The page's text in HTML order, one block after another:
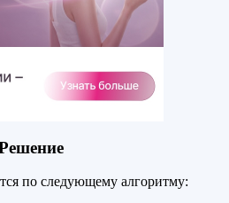
по следующему алгоритму: